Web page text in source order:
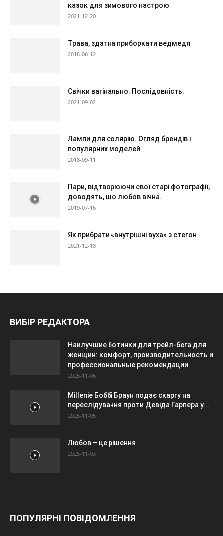
казок для зимового настрою
2021-12-20
Трава, здатна приборкати ведмедя
2018-06-12
Свічки вагінально. Послідовність.
2021-09-02
Лампи для солярію. Огляд брендів і
популярних моделей
2018-09-11
Пари, відтворюючи свої старі фотографії,
доводять, що любов вічна.
2019-07-16
Як прибрати «внутрішні вуха» з стегон
2021-12-18
ВИБІР РЕДАКТОРА
Наилучшие ботинки для трейл-бега для
женщин: комфорт, производительность и
профессиональные рекомендации
2025-11-06
Millenie Боббі Браун подає скаргу на
переслідування проти Девіда Гарпера у...
2025-11-05
Любов – це рішення
2025-11-03
ПОПУЛЯРНІ ПОВІДОМЛЕННЯ